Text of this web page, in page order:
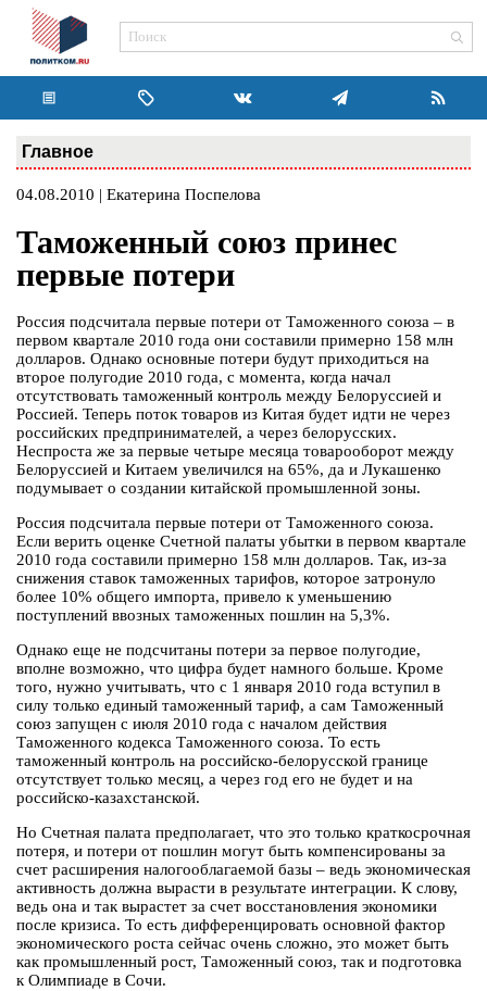
Главное
04.08.2010 | Екатерина Поспелова
Таможенный союз принес
первые потери
Россия подсчитала первые потери от Таможенного союза – в
первом квартале 2010 года они составили примерно 158 млн
долларов. Однако основные потери будут приходиться на
второе полугодие 2010 года, с момента, когда начал
отсутствовать таможенный контроль между Белоруссией и
Россией. Теперь поток товаров из Китая будет идти не через
российских предпринимателей, а через белорусских.
Неспроста же за первые четыре месяца товарооборот между
Белоруссией и Китаем увеличился на 65%, да и Лукашенко
подумывает о создании китайской промышленной зоны.
Россия подсчитала первые потери от Таможенного союза.
Если верить оценке Счетной палаты убытки в первом квартале
2010 года составили примерно 158 млн долларов. Так, из-за
снижения ставок таможенных тарифов, которое затронуло
более 10% общего импорта, привело к уменьшению
поступлений ввозных таможенных пошлин на 5,3%.
Однако еще не подсчитаны потери за первое полугодие,
вполне возможно, что цифра будет намного больше. Кроме
того, нужно учитывать, что с 1 января 2010 года вступил в
силу только единый таможенный тариф, а сам Таможенный
союз запущен с июля 2010 года с началом действия
Таможенного кодекса Таможенного союза. То есть
таможенный контроль на российско-белорусской границе
отсутствует только месяц, а через год его не будет и на
российско-казахстанской.
Но Счетная палата предполагает, что это только краткосрочная
потеря, и потери от пошлин могут быть компенсированы за
счет расширения налогооблагаемой базы – ведь экономическая
активность должна вырасти в результате интеграции. К слову,
ведь она и так вырастет за счет восстановления экономики
после кризиса. То есть дифференцировать основной фактор
экономического роста сейчас очень сложно, это может быть
как промышленный рост, Таможенный союз, так и подготовка
к Олимпиаде в Сочи.